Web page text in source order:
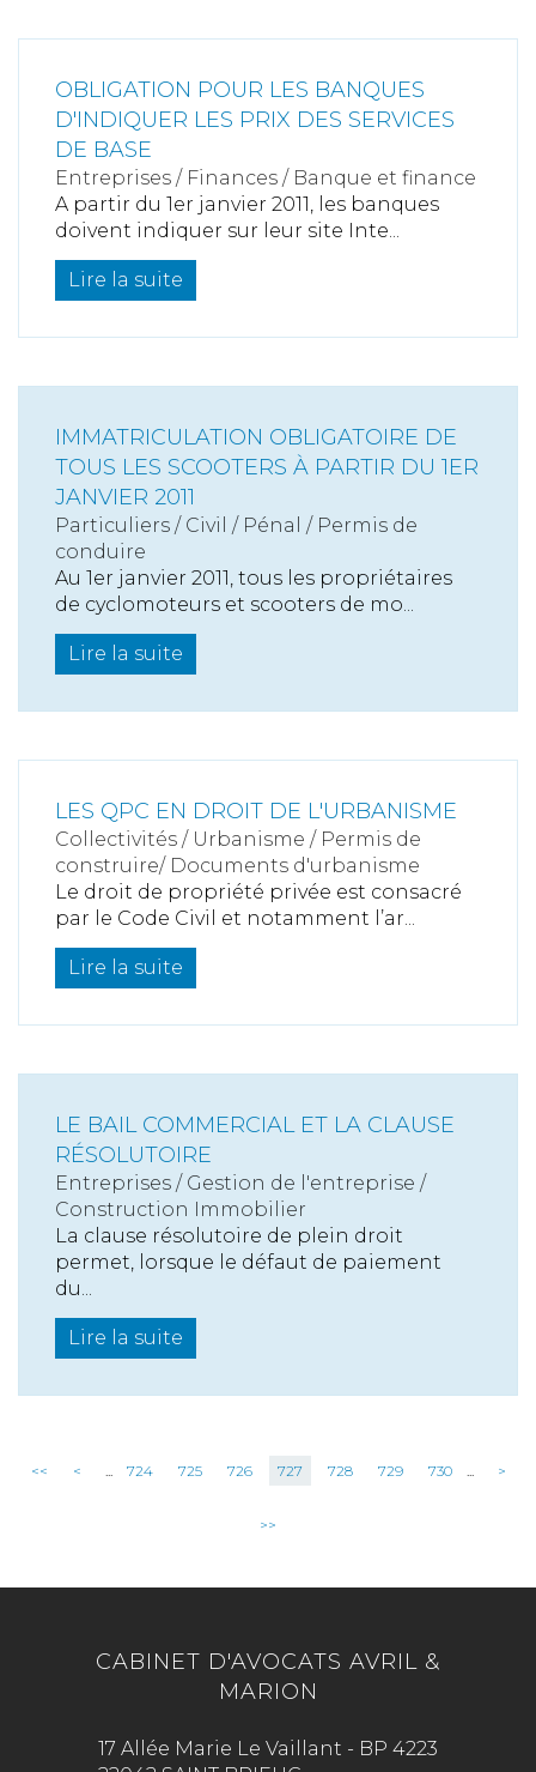
OBLIGATION POUR LES BANQUES
D'INDIQUER LES PRIX DES SERVICES
DE BASE
Entreprises / Finances / Banque et finance
A partir du 1er janvier 2011, les banques
doivent indiquer sur leur site Inte...
Lire la suite
IMMATRICULATION OBLIGATOIRE DE
TOUS LES SCOOTERS À PARTIR DU 1ER
JANVIER 2011
Particuliers / Civil / Pénal / Permis de
conduire
Au 1er janvier 2011, tous les propriétaires
de cyclomoteurs et scooters de mo...
Lire la suite
LES QPC EN DROIT DE L'URBANISME
Collectivités / Urbanisme / Permis de
construire/ Documents d'urbanisme
Le droit de propriété privée est consacré
par le Code Civil et notamment l’ar...
Lire la suite
LE BAIL COMMERCIAL ET LA CLAUSE
RÉSOLUTOIRE
Entreprises / Gestion de l'entreprise /
Construction Immobilier
La clause résolutoire de plein droit
permet, lorsque le défaut de paiement
du...
Lire la suite
<< < ... 724 725 726 727 728 729 730 ... >
>>
CABINET D'AVOCATS AVRIL &
MARION
17 Allée Marie Le Vaillant - BP 4223